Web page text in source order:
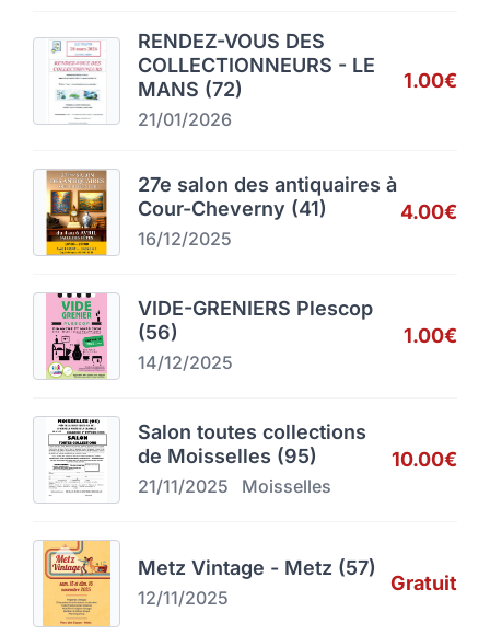
RENDEZ-VOUS DES
COLLECTIONNEURS - LE
MANS (72)
21/01/2026
1.00€
27e salon des antiquaires à
Cour-Cheverny (41)
16/12/2025
4.00€
VIDE-GRENIERS Plescop
(56)
14/12/2025
1.00€
Salon toutes collections
de Moisselles (95)
21/11/2025 Moisselles
10.00€
Metz Vintage - Metz (57)
12/11/2025
Gratuit